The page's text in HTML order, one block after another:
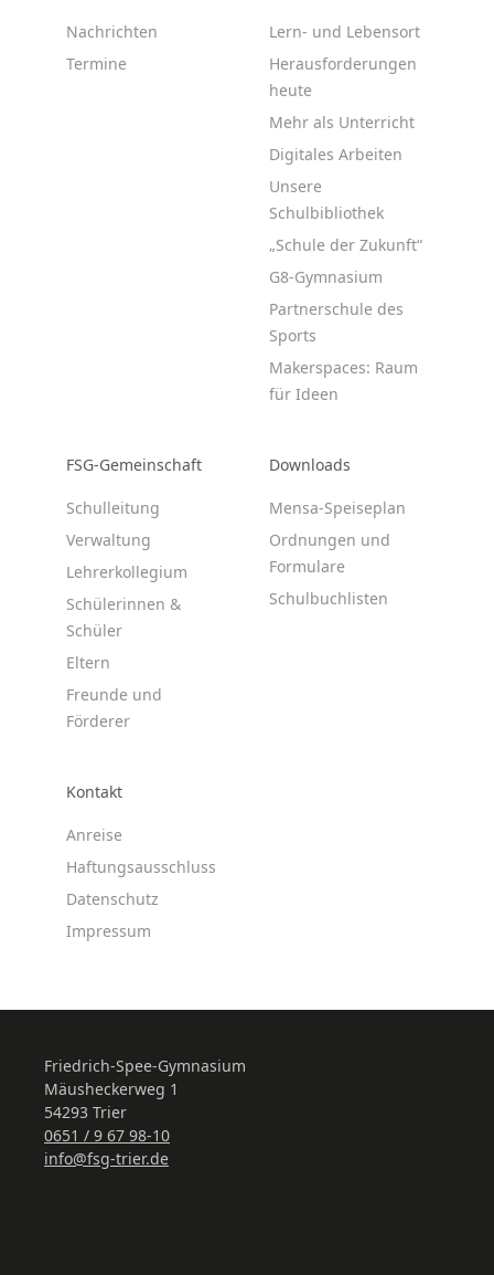
Nachrichten
Termine
Lern- und Lebensort
Herausforderungen
heute
Mehr als Unterricht
Digitales Arbeiten
Unsere
Schulbibliothek
„Schule der Zukunft“
G8-Gymnasium
Partnerschule des
Sports
Makerspaces: Raum
für Ideen
FSG-Gemeinschaft
Schulleitung
Verwaltung
Lehrerkollegium
Schülerinnen &
Schüler
Eltern
Freunde und
Förderer
Downloads
Mensa-Speiseplan
Ordnungen und
Formulare
Schulbuchlisten
Kontakt
Anreise
Haftungsausschluss
Datenschutz
Impressum
Friedrich-Spee-Gymnasium
Mäusheckerweg 1
54293 Trier
0651 / 9 67 98-10
info@fsg-trier.de